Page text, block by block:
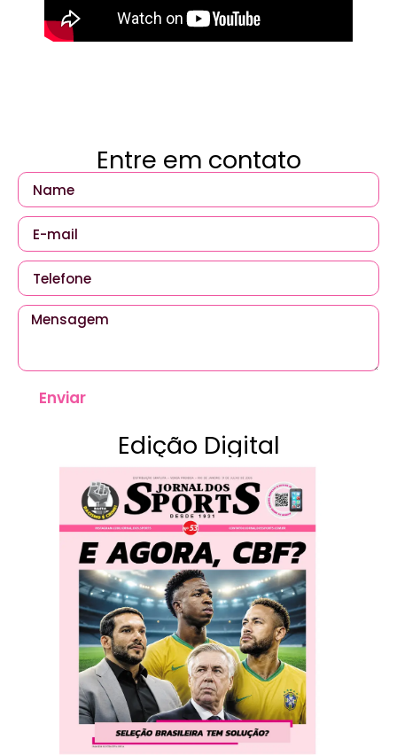
Entre em contato
Enviar
Edição Digital